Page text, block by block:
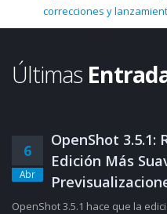
correcciones y
Últimas
6
Abr
OpenShot 3.5.1:
Edición Más
OpenShot 3.5.1 hace que la